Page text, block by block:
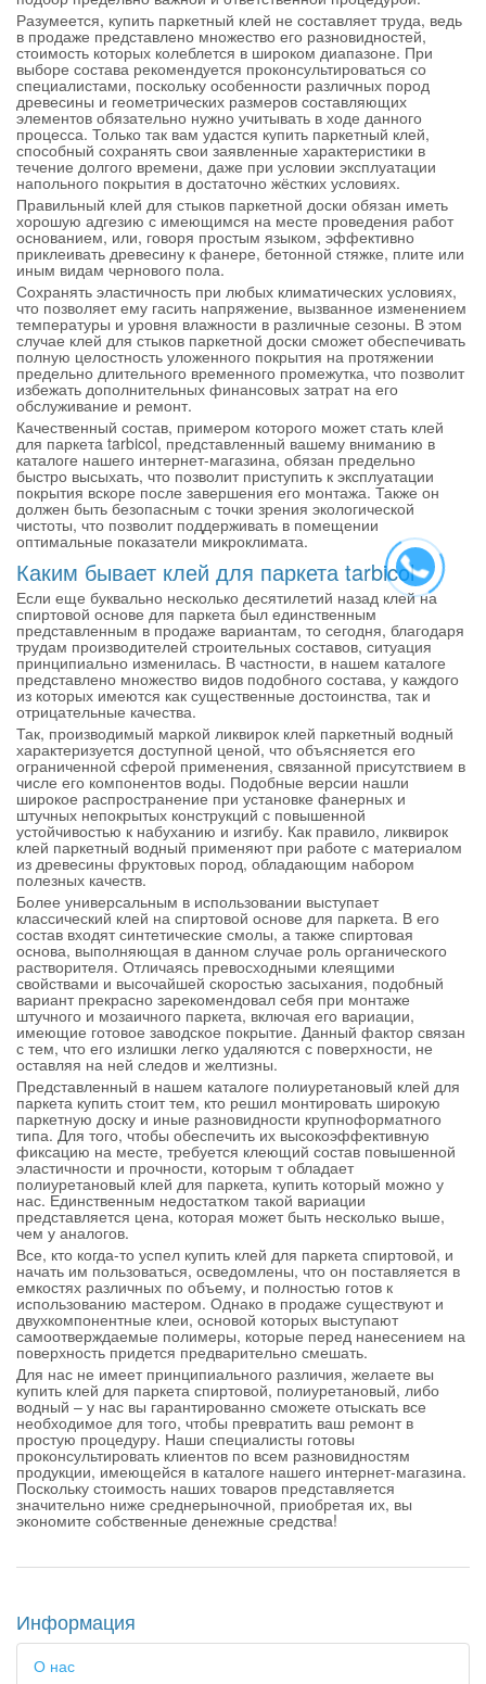
Разумеется, купить паркетный клей не составляет труда, ведь
в продаже представлено множество его разновидностей,
стоимость которых колеблется в широком диапазоне. При
выборе состава рекомендуется проконсультироваться со
специалистами, поскольку особенности различных пород
древесины и геометрических размеров составляющих
элементов обязательно нужно учитывать в ходе данного
процесса. Только так вам удастся купить паркетный клей,
способный сохранять свои заявленные характеристики в
течение долгого времени, даже при условии эксплуатации
напольного покрытия в достаточно жёстких условиях.
Правильный клей для стыков паркетной доски обязан иметь
хорошую адгезию с имеющимся на месте проведения работ
основанием, или, говоря простым языком, эффективно
приклеивать древесину к фанере, бетонной стяжке, плите или
иным видам чернового пола.
Сохранять эластичность при любых климатических условиях,
что позволяет ему гасить напряжение, вызванное изменением
температуры и уровня влажности в различные сезоны. В этом
случае клей для стыков паркетной доски сможет обеспечивать
полную целостность уложенного покрытия на протяжении
предельно длительного временного промежутка, что позволит
избежать дополнительных финансовых затрат на его
обслуживание и ремонт.
Качественный состав, примером которого может стать клей
для паркета tarbicol, представленный вашему вниманию в
каталоге нашего интернет-магазина, обязан предельно
быстро высыхать, что позволит приступить к эксплуатации
покрытия вскоре после завершения его монтажа. Также он
должен быть безопасным с точки зрения экологической
чистоты, что позволит поддерживать в помещении
оптимальные показатели микроклимата.
Каким бывает клей для паркета tarbicol
Если еще буквально несколько десятилетий назад клей на
спиртовой основе для паркета был единственным
представленным в продаже вариантам, то сегодня, благодаря
трудам производителей строительных составов, ситуация
принципиально изменилась. В частности, в нашем каталоге
представлено множество видов подобного состава, у каждого
из которых имеются как существенные достоинства, так и
отрицательные качества.
Так, производимый маркой ликвирок клей паркетный водный
характеризуется доступной ценой, что объясняется его
ограниченной сферой применения, связанной присутствием в
числе его компонентов воды. Подобные версии нашли
широкое распространение при установке фанерных и
штучных непокрытых конструкций с повышенной
устойчивостью к набуханию и изгибу. Как правило, ликвирок
клей паркетный водный применяют при работе с материалом
из древесины фруктовых пород, обладающим набором
полезных качеств.
Более универсальным в использовании выступает
классический клей на спиртовой основе для паркета. В его
состав входят синтетические смолы, а также спиртовая
основа, выполняющая в данном случае роль органического
растворителя. Отличаясь превосходными клеящими
свойствами и высочайшей скоростью засыхания, подобный
вариант прекрасно зарекомендовал себя при монтаже
штучного и мозаичного паркета, включая его вариации,
имеющие готовое заводское покрытие. Данный фактор связан
с тем, что его излишки легко удаляются с поверхности, не
оставляя на ней следов и желтизны.
Представленный в нашем каталоге полиуретановый клей для
паркета купить стоит тем, кто решил монтировать широкую
паркетную доску и иные разновидности крупноформатного
типа. Для того, чтобы обеспечить их высокоэффективную
фиксацию на месте, требуется клеющий состав повышенной
эластичности и прочности, которым т обладает
полиуретановый клей для паркета, купить который можно у
нас. Единственным недостатком такой вариации
представляется цена, которая может быть несколько выше,
чем у аналогов.
Все, кто когда-то успел купить клей для паркета спиртовой, и
начать им пользоваться, осведомлены, что он поставляется в
емкостях различных по объему, и полностью готов к
использованию мастером. Однако в продаже существуют и
двухкомпонентные клеи, основой которых выступают
самоотверждаемые полимеры, которые перед нанесением на
поверхность придется предварительно смешать.
Для нас не имеет принципиального различия, желаете вы
купить клей для паркета спиртовой, полиуретановый, либо
водный – у нас вы гарантированно сможете отыскать все
необходимое для того, чтобы превратить ваш ремонт в
простую процедуру. Наши специалисты готовы
проконсультировать клиентов по всем разновидностям
продукции, имеющейся в каталоге нашего интернет-магазина.
Поскольку стоимость наших товаров представляется
значительно ниже среднерыночной, приобретая их, вы
экономите собственные денежные средства!
Информация
О нас